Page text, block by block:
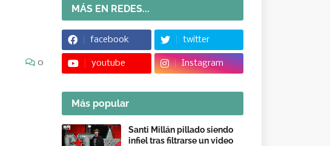
0
MÁS EN REDES...
facebook twitter
youtube Instagram
Más popular
Santi Millán pillado siendo
infiel tras filtrarse un video